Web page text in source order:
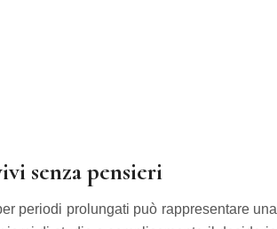
senza pensieri
periodi prolungati può rappresentare una